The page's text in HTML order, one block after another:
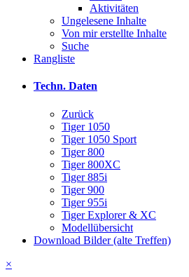
Aktivitäten
Ungelesene Inhalte
Von mir erstellte Inhalte
Suche
Rangliste
Techn. Daten
Zurück
Tiger 1050
Tiger 1050 Sport
Tiger 800
Tiger 800XC
Tiger 885i
Tiger 900
Tiger 955i
Tiger Explorer & XC
Modellübersicht
Download Bilder (alte Treffen)
×